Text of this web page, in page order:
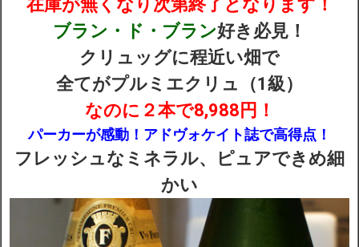
営業日・お届け日
配送・送料
お支払
メルマガ登録
ワイン検索
生まれ年のワイン【プラチナワイン】
在庫が無くなり次第終了となります！
ブラン・ド・ブラン好き必見！
クリュッグに程近い畑で
全てがプルミエクリュ（1級）
なのに２本で8,988円！
パーカーが感動！ アドヴォケイト誌で高得点！
フレッシュなミネラル、ピュアできめ細
かい